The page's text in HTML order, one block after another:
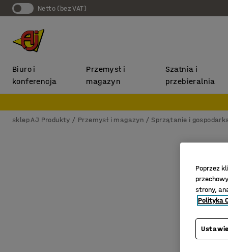
Netto (bez VAT)
Biuro i
konferencja
Przemysł i
magazyn
Szatnia i
przebieralnia
sklep AJ Produkty Przemysł i magazyn Sprzątanie i
Poprzez
strony,
Polityka